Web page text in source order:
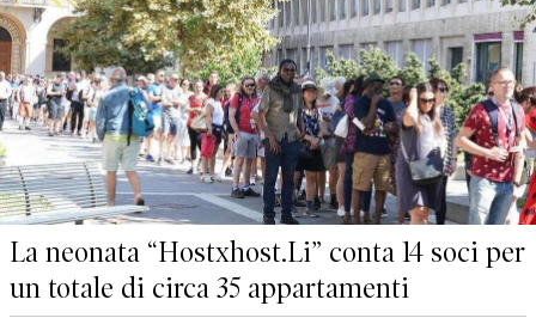
La neonata “Hostxhost.Li” conta 14 soci per
un totale di circa 35 appartamenti